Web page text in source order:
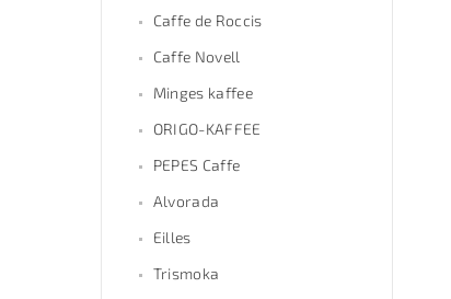
Caffe de Roccis
Caffe Novell
Minges kaffee
ORIGO-KAFFEE
PEPES Caffe
Alvorada
Eilles
Trismoka